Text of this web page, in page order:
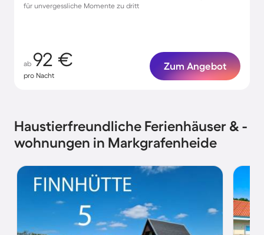
für unvergessliche Momente zu dritt
ab 92 €
pro Nacht
Zum Angebot
Haustierfreundliche Ferienhäuser & -
wohnungen in Markgrafenheide